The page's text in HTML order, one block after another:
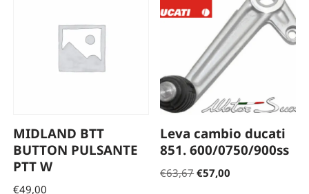
MIDLAND BTT
BUTTON PULSANTE
PTT W
€49,00
Leva cambio ducati
851. 600/0750/900ss
€63,67 €57,00